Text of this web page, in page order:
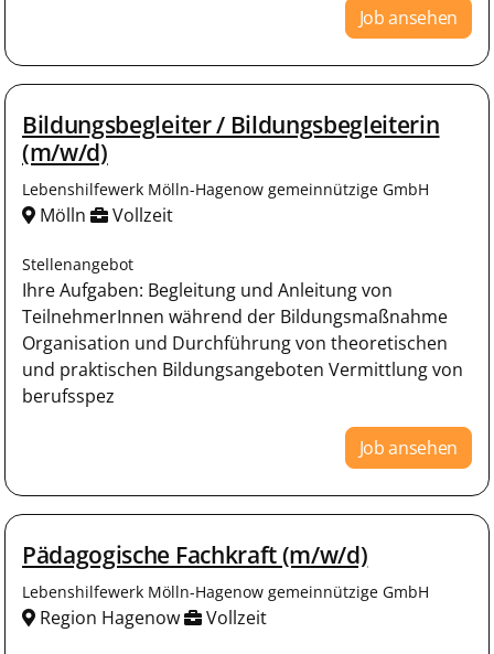
Job ansehen
Bildungsbegleiter / Bildungsbegleiterin
(m/w/d)
Lebenshilfewerk Mölln-Hagenow gemeinnützige GmbH
Mölln Vollzeit
Stellenangebot
Ihre Aufgaben: Begleitung und Anleitung von
TeilnehmerInnen während der Bildungsmaßnahme
Organisation und Durchführung von theoretischen
und praktischen Bildungsangeboten Vermittlung von
berufsspez
Job ansehen
Pädagogische Fachkraft (m/w/d)
Lebenshilfewerk Mölln-Hagenow gemeinnützige GmbH
Region Hagenow Vollzeit